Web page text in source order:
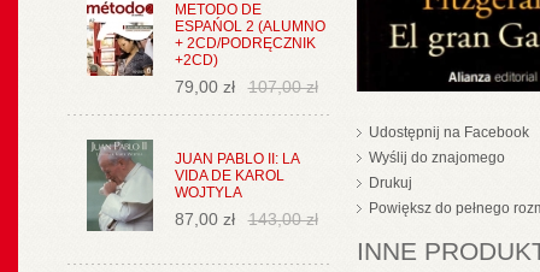
METODO DE
ESPAŃOL 2 (ALUMNO
+ 2CD/PODRĘCZNIK
+2CD)
79,00 zł 107,00 zł
JUAN PABLO II: LA
VIDA DE KAROL
WOJTYLA
87,00 zł 143,00 zł
Udostępnij na Facebook
Wyślij do znajomego
Drukuj
Powiększ do pełnego
INNE